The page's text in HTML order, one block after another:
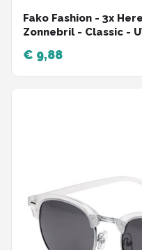
Fako Fashion - 3x
Zonnebril - Classic -
Groen/Gele
€ 9,88